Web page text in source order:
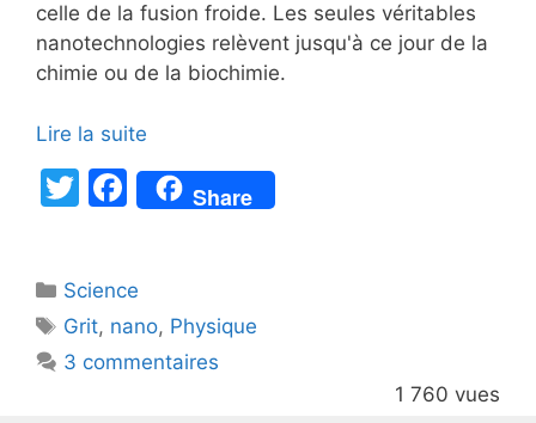
celle de la fusion froide. Les seules véritables
nanotechnologies relèvent jusqu'à ce jour de la
chimie ou de la biochimie.
Lire la suite
T
er
F
a
e
b
o
Share
Catégories
Science
Étiquettes
Grit, nano, Physique
3 commentaires
1 760 vues